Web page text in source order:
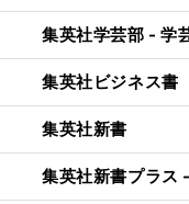
集英社学芸部 - 学
集英社ビジネス書
集英社新書
集英社新書プラス